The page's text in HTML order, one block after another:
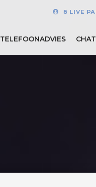
8 LIVE
TELEFOONADVIES